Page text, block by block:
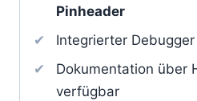
Pinheader
Integrierter Debugger
Dokumentation über
verfügbar